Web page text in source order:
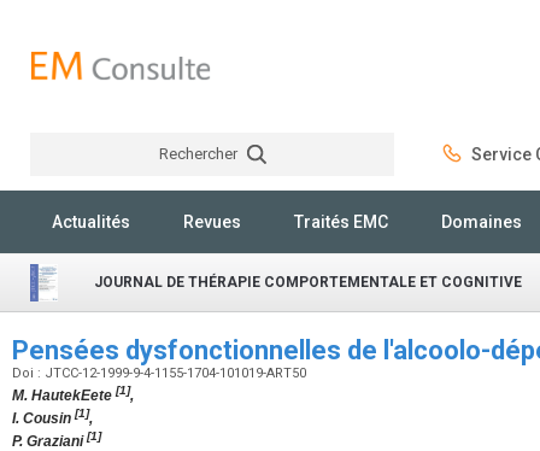
Rechercher Service
Actualités Revues Traités EMC Domaines
JOURNAL DE THÉRAPIE COMPORTEMENTALE ET COGNITIVE
Pensées dysfonctionnelles de l'alcoolo-
Doi : JTCC-12-1999-9-4-1155-1704-101019-ART50
M. HautekEete [1],
I. Cousin [1],
P. Graziani[1]